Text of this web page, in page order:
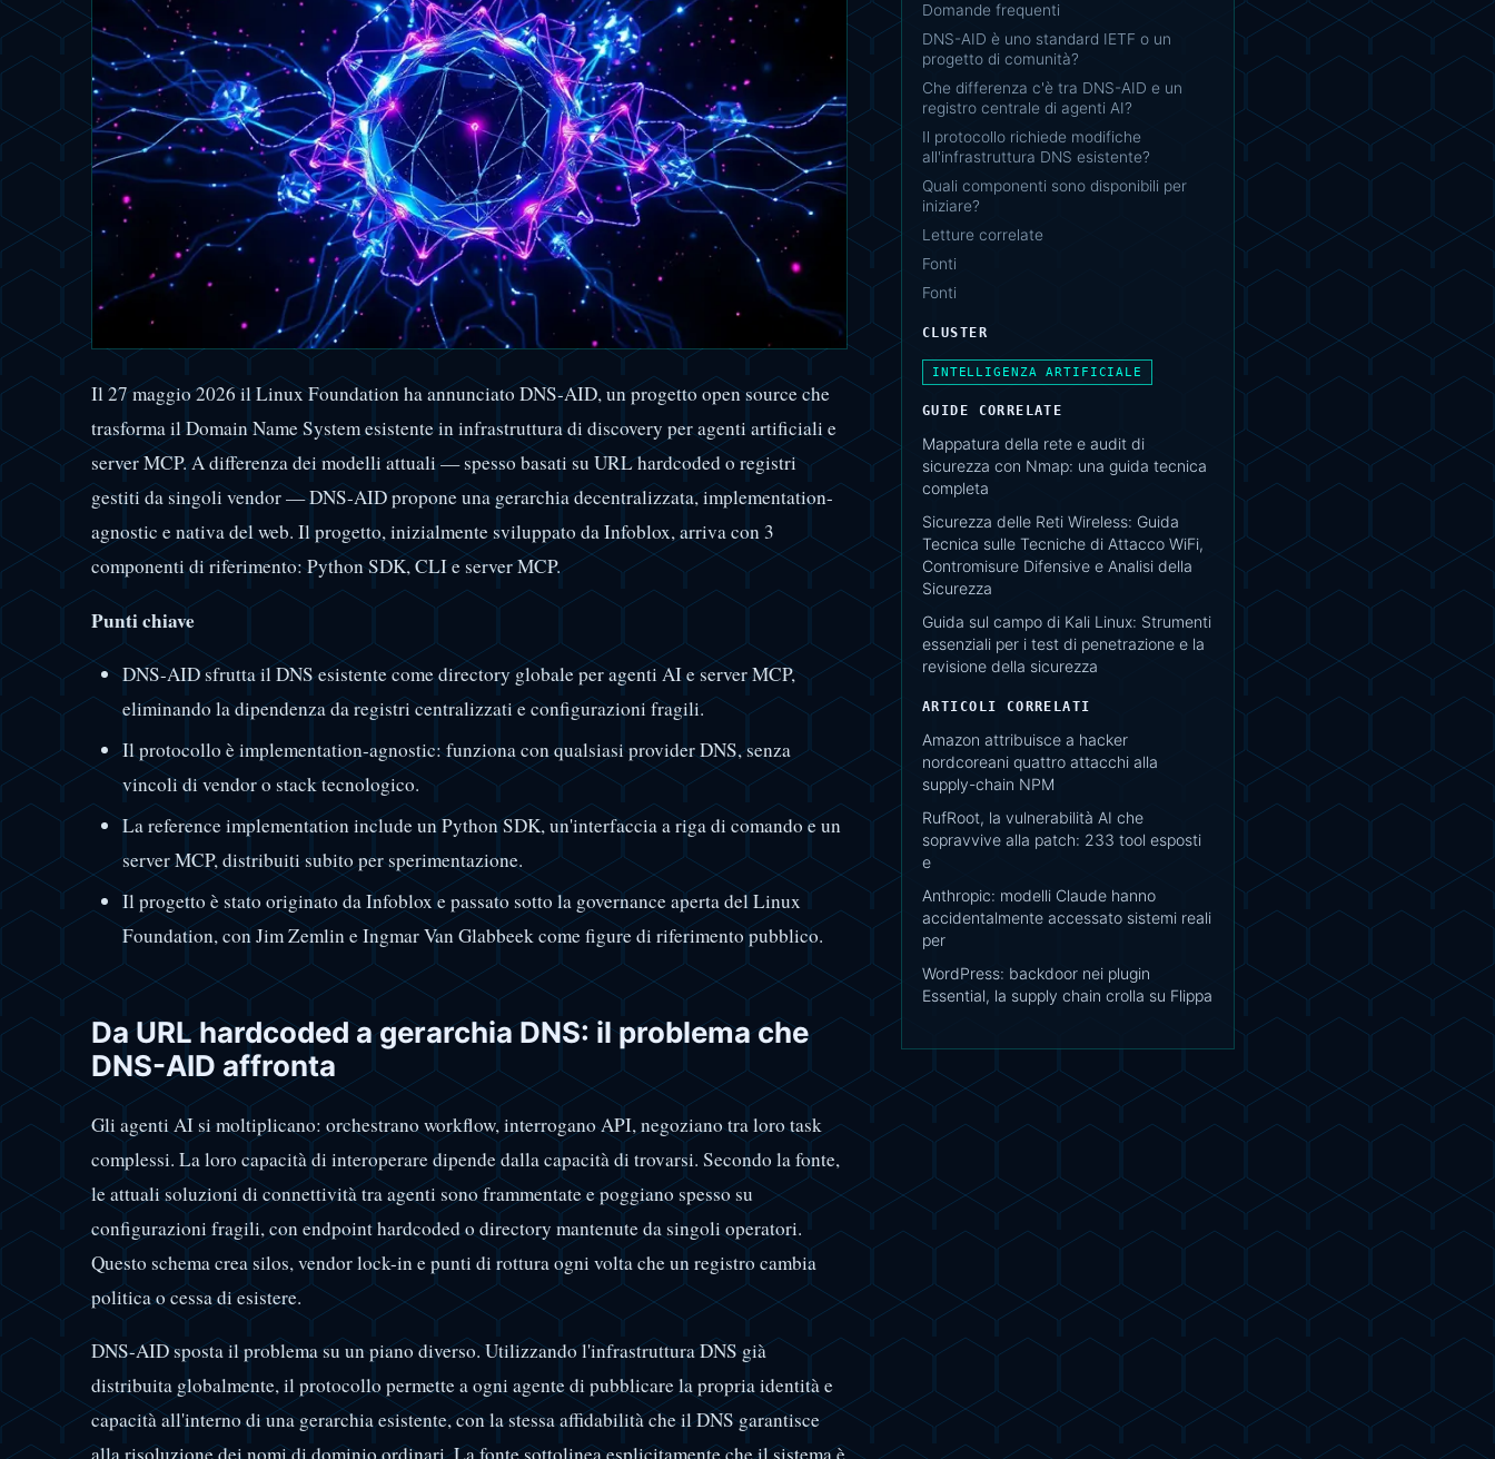
Il 27 maggio 2026 il Linux Foundation ha annunciato DNS-AID, un progetto open source che
trasforma il Domain Name System esistente in infrastruttura di discovery per agenti artificiali e
server MCP. A differenza dei modelli attuali — spesso basati su URL hardcoded o registri
gestiti da singoli vendor — DNS-AID propone una gerarchia decentralizzata, implementation-
agnostic e nativa del web. Il progetto, inizialmente sviluppato da Infoblox, arriva con 3
componenti di riferimento: Python SDK, CLI e server MCP.
Punti chiave
DNS-AID sfrutta il DNS esistente come directory globale per agenti AI e server MCP,
eliminando la dipendenza da registri centralizzati e configurazioni fragili.
Il protocollo è implementation-agnostic: funziona con qualsiasi provider DNS, senza
vincoli di vendor o stack tecnologico.
La reference implementation include un Python SDK, un'interfaccia a riga di comando e un
server MCP, distribuiti subito per sperimentazione.
Il progetto è stato originato da Infoblox e passato sotto la governance aperta del Linux
Foundation, con Jim Zemlin e Ingmar Van Glabbeek come figure di riferimento pubblico.
Da URL hardcoded a gerarchia DNS: il problema che
DNS-AID affronta
Gli agenti AI si moltiplicano: orchestrano workflow, interrogano API, negoziano tra loro task
complessi. La loro capacità di interoperare dipende dalla capacità di trovarsi. Secondo la fonte,
le attuali soluzioni di connettività tra agenti sono frammentate e poggiano spesso su
configurazioni fragili, con endpoint hardcoded o directory mantenute da singoli operatori.
Questo schema crea silos, vendor lock-in e punti di rottura ogni volta che un registro cambia
politica o cessa di esistere.
DNS-AID sposta il problema su un piano diverso. Utilizzando l'infrastruttura DNS già
distribuita globalmente, il protocollo permette a ogni agente di pubblicare la propria identità e
capacità all'interno di una gerarchia esistente, con la stessa affidabilità che il DNS garantisce
alla risoluzione dei nomi di dominio ordinari. La fonte sottolinea esplicitamente che il sistema è
Domande frequenti
DNS-AID è uno standard IETF o un
progetto di comunità?
Che differenza c'è tra DNS-AID e un
registro centrale di agenti AI?
Il protocollo richiede modifiche
all'infrastruttura DNS esistente?
Quali componenti sono disponibili per
iniziare?
Letture correlate
Fonti
Fonti
CLUSTER
INTELLIGENZA ARTIFICIALE
GUIDE CORRELATE
Mappatura della rete e audit di
sicurezza con Nmap: una guida tecnica
completa
Sicurezza delle Reti Wireless: Guida
Tecnica sulle Tecniche di Attacco WiFi,
Contromisure Difensive e Analisi della
Sicurezza
Guida sul campo di Kali Linux: Strumenti
essenziali per i test di penetrazione e la
revisione della sicurezza
ARTICOLI CORRELATI
Amazon attribuisce a hacker
nordcoreani quattro attacchi alla
supply-chain NPM
RufRoot, la vulnerabilità AI che
sopravvive alla patch: 233 tool esposti
e
Anthropic: modelli Claude hanno
accidentalmente accessato sistemi reali
per
WordPress: backdoor nei plugin
Essential, la supply chain crolla su Flippa